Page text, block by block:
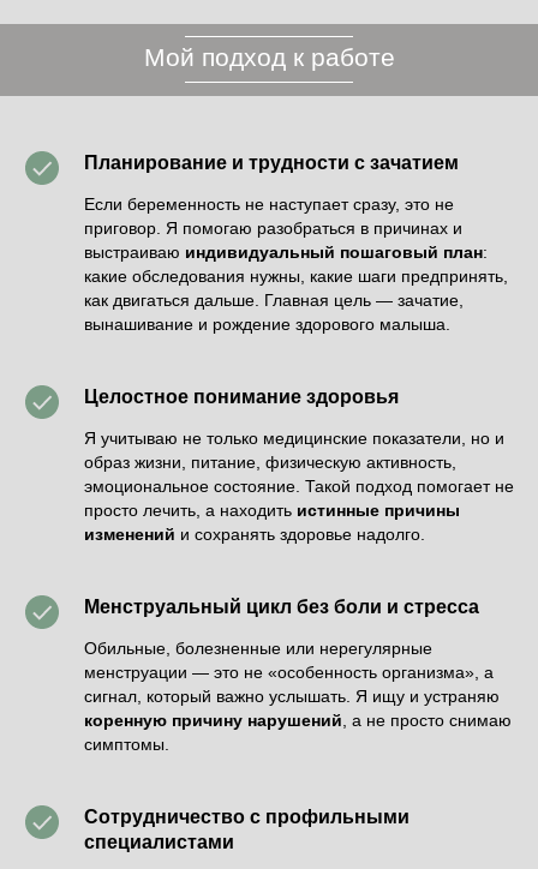
Мой подход к работе
Планирование и трудности с зачатием
Если беременность не наступает сразу, это не
приговор. Я помогаю разобраться в причинах и
выстраиваю индивидуальный пошаговый план:
какие обследования нужны, какие шаги предпринять,
как двигаться дальше. Главная цель — зачатие,
вынашивание и рождение здорового малыша.
Целостное понимание здоровья
Я учитываю не только медицинские показатели, но и
образ жизни, питание, физическую активность,
эмоциональное состояние. Такой подход помогает не
просто лечить, а находить истинные причины
изменений и сохранять здоровье надолго.
Менструальный цикл без боли и стресса
Обильные, болезненные или нерегулярные
менструации — это не «особенность организма», а
сигнал, который важно услышать. Я ищу и устраняю
коренную причину нарушений , а не просто снимаю
симптомы.
Сотрудничество с профильными
специалистами